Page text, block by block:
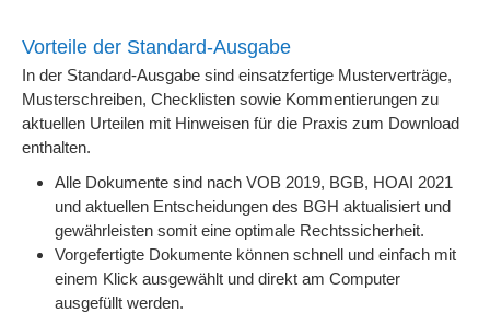
Vorteile der Standard-Ausgabe
In der Standard-Ausgabe sind einsatzfertige Musterverträge,
Musterschreiben, Checklisten sowie Kommentierungen zu
aktuellen Urteilen mit Hinweisen für die Praxis zum Download
enthalten.
Alle Dokumente sind nach VOB 2019, BGB, HOAI 2021
und aktuellen Entscheidungen des BGH aktualisiert und
gewährleisten somit eine optimale Rechtssicherheit.
Vorgefertigte Dokumente können schnell und einfach mit
einem Klick ausgewählt und direkt am Computer
ausgefüllt werden.